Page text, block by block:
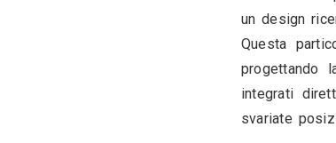
La